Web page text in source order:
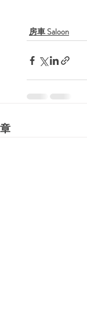
房車 Saloon